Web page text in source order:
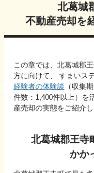
北葛城
不動産売却を
この章では、 北葛城郡
方に向けて、 すまいス
経験者の体験談 （収集
件数： 1,400件以上）を
産売却の実態をご紹介し
北葛城郡王寺
かか